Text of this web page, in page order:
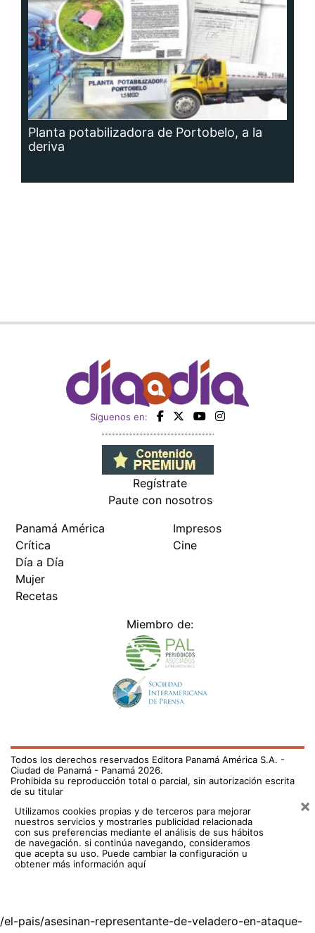
Planta potabilizadora de Portobelo, a la
deriva
Siguenos en:
Regístrate
Paute con nosotros
Panamá América
Crítica
Día a Día
Mujer
Recetas
Impresos
Cine
Miembro de:
Todos los derechos reservados Editora Panamá América S.A. -
Ciudad de Panamá - Panamá 2026.
Prohibida su reproducción total o parcial, sin autorización escrita
de su titular
Utilizamos cookies propias y de terceros para mejorar
nuestros servicios y mostrarles publicidad relacionada
con sus preferencias mediante el análisis de sus hábitos
de navegación. si continúa navegando, consideramos
que acepta su uso. Puede cambiar la configuración u
obtener más información aquí
×
/el-pais/asesinan-representante-de-veladero-en-ataque-